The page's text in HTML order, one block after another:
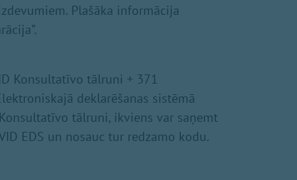
Plašāka informācija
Konsultatīvo tālruni + 371
deklarēšanas sistēmā
Konsultatīvo tālruni, ikviens var saņemt
EDS un nosauc tur redzamo kodu.